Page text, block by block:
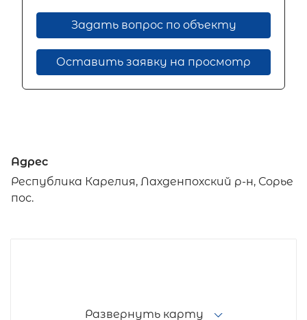
Задать вопрос по объекту
Оставить заявку на просмотр
Адрес
Республика Карелия, Лахденпохский р-н, Сорье
пос.
Развернуть карту